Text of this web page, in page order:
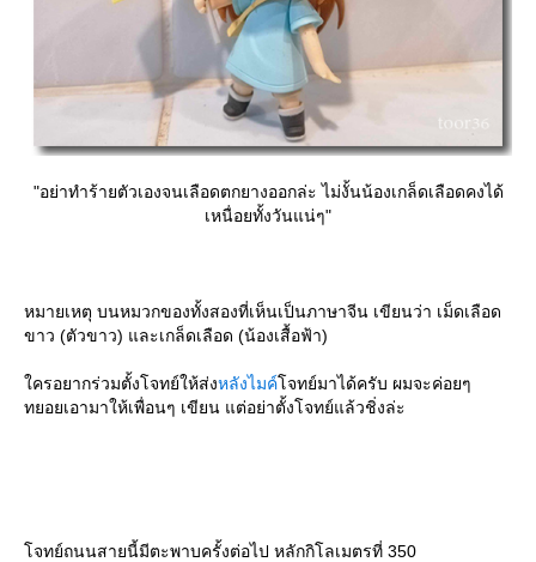
"อย่าทำร้ายตัวเองจนเลือดตกยางออกล่ะ ไม่งั้นน้องเกล็ดเลือดคงได้
เหนื่อยทั้งวันแน่ๆ"
หมายเหตุ บนหมวกของทั้งสองที่เห็นเป็นภาษาจีน เขียนว่า เม็ดเลือด
ขาว (ตัวขาว) และเกล็ดเลือด (น้องเสื้อฟ้า)
ครอยากร่วมตั้งโจทย์ให้ส่งหลังไมค์จทย์มาได้ครับ ผมจะค่อยๆ
ทยอยเอามาให้เพื่อนๆ เขียน แต่อย่าตั้งโจทย์แล้วชิ่งล่ะ
จทย์ถนนสายนี้มีตะพาบครั้งต่อไป หลักกิโลเมตรที่ 350